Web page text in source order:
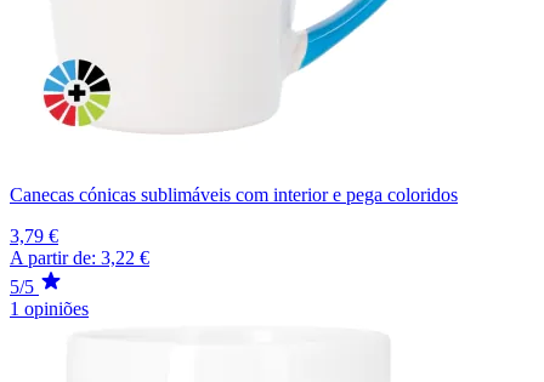
Canecas cónicas sublimáveis com interior e pega coloridos
3,79 €
A partir de: 3,22 €
5/5
1 opiniões